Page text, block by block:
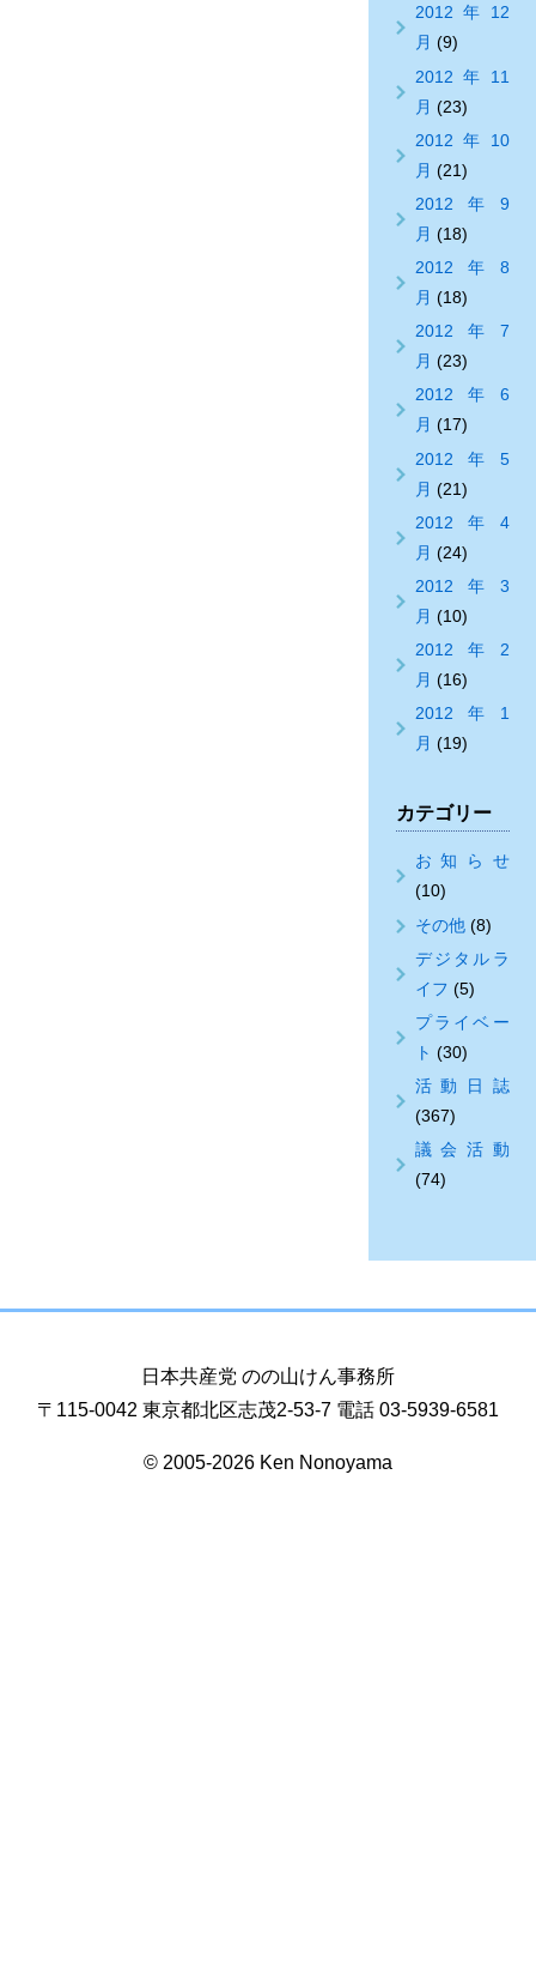
2012年12
月 (9)
2012年11
月 (23)
2012年10
月 (21)
2012年9
月 (18)
2012年8
月 (18)
2012年7
月 (23)
2012年6
月 (17)
2012年5
月 (21)
2012年4
月 (24)
2012年3
月 (10)
2012年2
月 (16)
2012年1
月 (19)
カテゴリー
お知らせ
(10)
その他(8)
デジタルラ
イフ (5)
プライベー
ト (30)
活動日誌
(367)
議会活動
(74)
日本共産党 のの山けん事務所
〒115-0042 東京都北区志茂2-53-7 電話 03-5939-6581
© 2005-2026 Ken Nonoyama